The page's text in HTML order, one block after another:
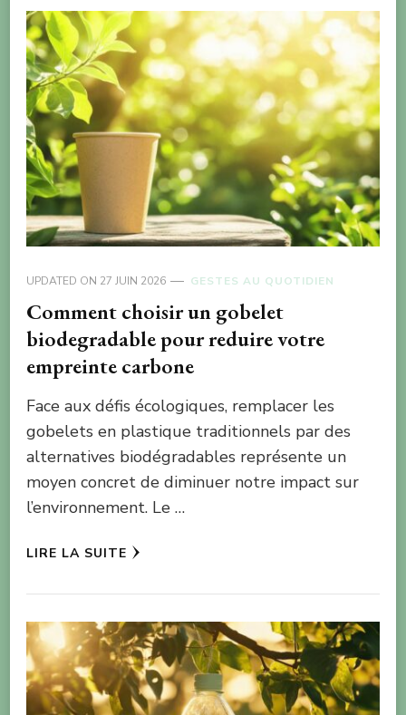
UPDATED ON 27 JUIN 2026 GESTES AU QUOTIDIEN
Comment choisir un gobelet
biodegradable pour reduire votre
empreinte carbone
Face aux défis écologiques, remplacer les
gobelets en plastique traditionnels par des
alternatives biodégradables représente un
moyen concret de diminuer notre impact sur
l’environnement. Le …
LIRE LA SUITE